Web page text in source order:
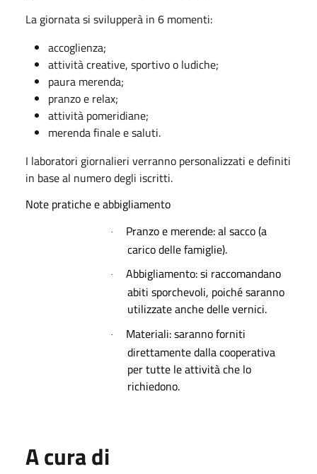
La giornata si svilupperà in 6 momenti:
accoglienza;
attività creative, sportivo o ludiche;
paura merenda;
pranzo e relax;
attività pomeridiane;
merenda finale e saluti.
I laboratori giornalieri verranno personalizzati e definiti
in base al numero degli iscritti.
Note pratiche e abbigliamento
· Pranzo e merende:al sacco (a
carico delle famiglie).
· Abbigliamento:si raccomandano
abiti sporchevoli, poiché saranno
utilizzate anche delle vernici.
· Materiali:saranno forniti
direttamente dalla cooperativa
per tutte le attività che lo
richiedono.
A cura di